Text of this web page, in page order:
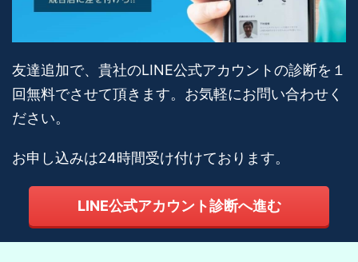
友達追加で、貴社のLINE公式アカウントの診断を１
回無料でさせて頂きます。お気軽にお問い合わせく
ださい。
お申し込みは24時間受け付けております。
LINE公式アカウント診断へ進む